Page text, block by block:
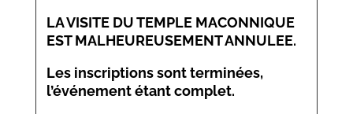
LA VISITE DU TEMPLE MACONNIQUE
EST MALHEUREUSEMENT ANNULEE.
Les inscriptions sont terminées,
l’événement étant complet.